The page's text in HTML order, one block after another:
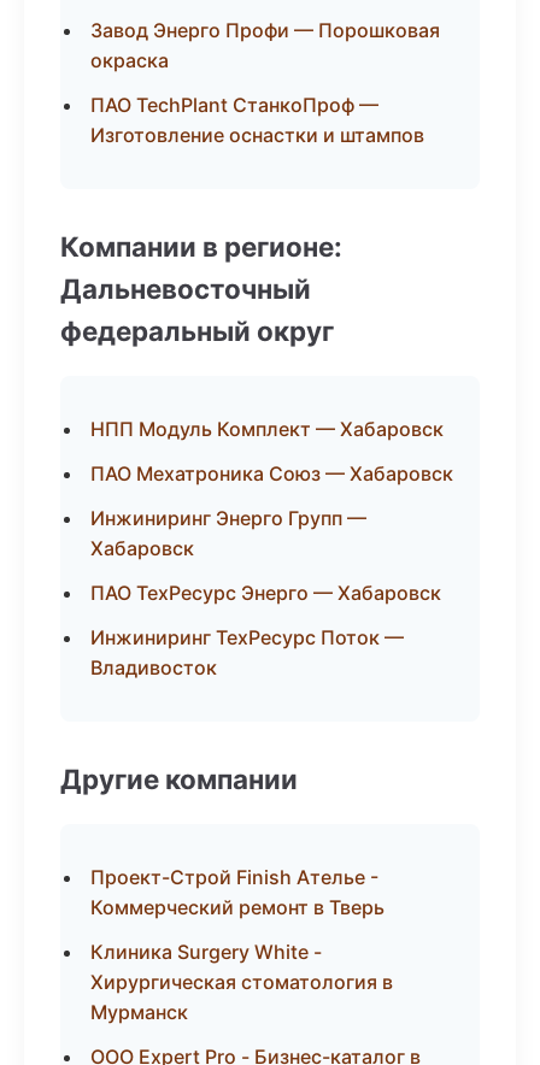
Завод Энерго Профи — Порошковая
окраска
ПАО TechPlant СтанкоПроф —
Изготовление оснастки и штампов
Компании в регионе:
Дальневосточный
федеральный округ
НПП Модуль Комплект — Хабаровск
ПАО Мехатроника Союз — Хабаровск
Инжиниринг Энерго Групп —
Хабаровск
ПАО ТехРесурс Энерго — Хабаровск
Инжиниринг ТехРесурс Поток —
Владивосток
Другие компании
Проект-Строй Finish Ателье -
Коммерческий ремонт в Тверь
Клиника Surgery White -
Хирургическая стоматология в
Мурманск
ООО Expert Pro - Бизнес-каталог в